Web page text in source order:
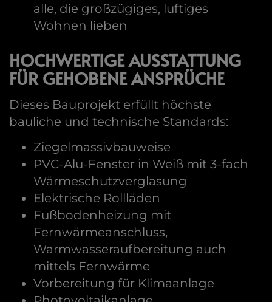
alle, die großzügiges, luftiges
Wohnen lieben
HOCHWERTIGE AUSSTATTUNG
FÜR GEHOBENE ANSPRÜCHE
Dieses Bauprojekt erfüllt höchste
bauliche und technische Standards:
Ziegelmassivbauweise
PVC-Alu-Fenster in Weiß mit 3-fach
Wärmeschutzverglasung
Elektrische Rollläden
Fußbodenheizung mit
Fernwärmeanschluss,
Warmwasseraufbereitung auch
mittels Fernwärme
Vorbereitung für Klimaanlage